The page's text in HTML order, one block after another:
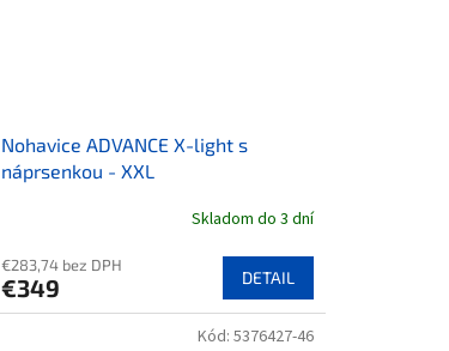
Nohavice ADVANCE X-light s
náprsenkou - XXL
Skladom do 3 dní
€283,74 bez DPH
€349 DETAIL
Kód: 5376427-46